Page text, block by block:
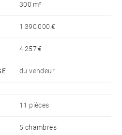
dernier niveau, sous les
bénéficiant d'une vue sur
300 m²
1 390 000 €
4 257 €
du vendeur
11 pièces
5 chambres